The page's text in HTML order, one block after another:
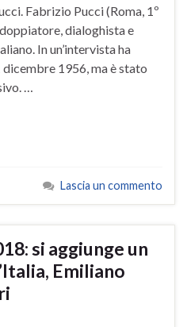
Fabrizio Pucci (Roma, 1º
dialoghista e
In un’intervista ha
1956, ma è stato
…
Lascia un commento
si aggiunge un
Emiliano